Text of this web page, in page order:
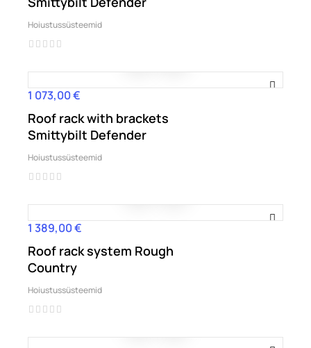
Hoiustussüsteemid
Hind
1 073,00 €
Roof rack with brackets
Smittybilt Defender
Hoiustussüsteemid
Hind
1 389,00 €
Roof rack system Rough
Country
Hoiustussüsteemid